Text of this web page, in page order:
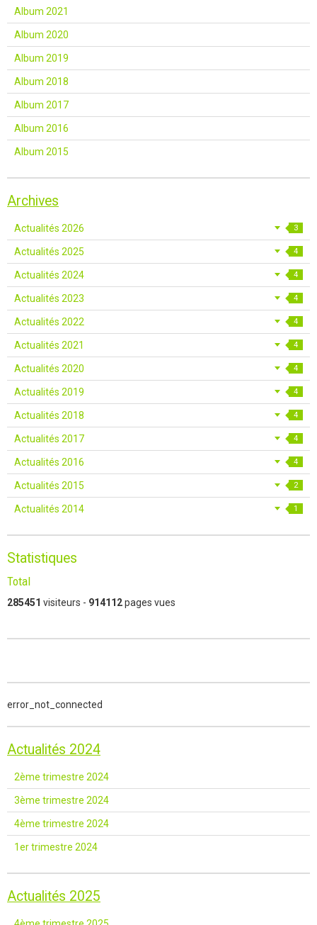
Album 2021
Album 2020
Album 2019
Album 2018
Album 2017
Album 2016
Album 2015
Archives
Actualités 2026 3
Actualités 2025 4
Actualités 2024 4
Actualités 2023 4
Actualités 2022 4
Actualités 2021 4
Actualités 2020 4
Actualités 2019 4
Actualités 2018 4
Actualités 2017 4
Actualités 2016 4
Actualités 2015 2
Actualités 2014 1
Statistiques
Total
285451 visiteurs - 914112pages vues
error_not_connected
Actualités 2024
2ème trimestre 2024
3ème trimestre 2024
4ème trimestre 2024
1er trimestre 2024
Actualités 2025